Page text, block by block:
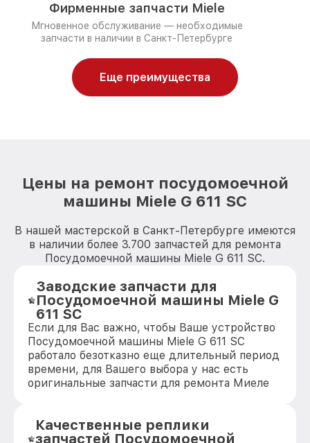
Фирменные запчасти Miele
Мгновенное обслуживание — необходимые
запчасти в наличии в Санкт-Петербурге
Еще преимущества
Цены на ремонт посудомоечной
машины Miele G 611 SC
В нашей мастерской в Санкт-Петербурге имеются
в наличии более 3.700 запчастей для ремонта
Посудомоечной машины Miele G 611 SC.
Заводские запчасти для
Посудомоечной машины Miele G
611 SC
Если для Вас важно, чтобы Ваше устройство
Посудомоечной машины Miele G 611 SC
работало безотказно еще длительный период
времени, для Вашего выбора у нас есть
оригинальные запчасти для ремонта Миеле
Качественные реплики
запчастей Посудомоечной